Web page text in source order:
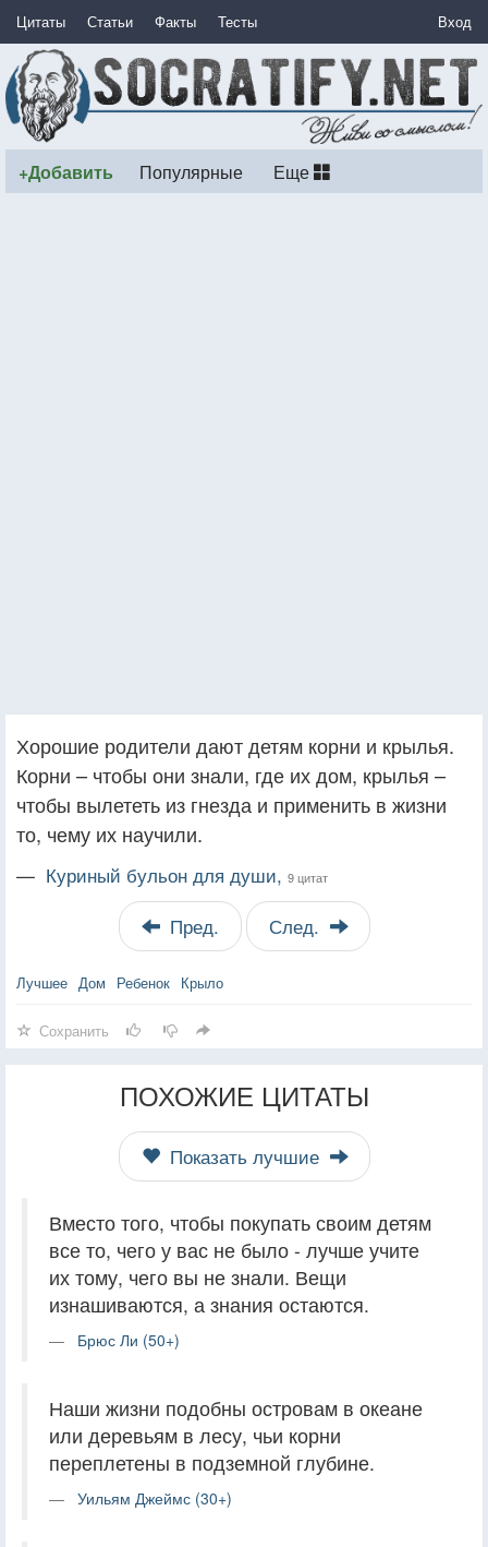
Цитаты Статьи Факты Тесты Вход
+Добавить Популярные Еще
Хорошие родители дают детям корни и крылья.
Корни – чтобы они знали, где их дом, крылья –
чтобы вылететь из гнезда и применить в жизни
то, чему их научили.
— Куриный бульон для души, 9 цитат
Пред. След.
Лучшее Дом Ребенок Крыло
Сохранить
ПОХОЖИЕ ЦИТАТЫ
Показать лучшие
Вместо того, чтобы покупать своим детям
все то, чего у вас не было - лучше учите
их тому, чего вы не знали. Вещи
изнашиваются, а знания остаются.
Брюс Ли (50+)
Наши жизни подобны островам в океане
или деревьям в лесу, чьи корни
переплетены в подземной глубине.
Уильям Джеймс (30+)